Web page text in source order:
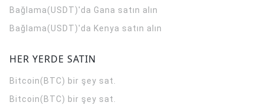
Bağlama(USDT)'da Gana satın alın
Bağlama(USDT)'da Kenya satın alın
HER YERDE SATIN
Bitcoin(BTC) bir şey sat.
Bitcoin(BTC) bir şey sat.